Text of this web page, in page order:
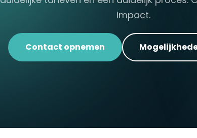
impact.
Contact opnemen